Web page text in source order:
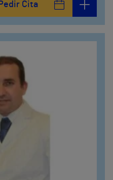
Pedir Cita